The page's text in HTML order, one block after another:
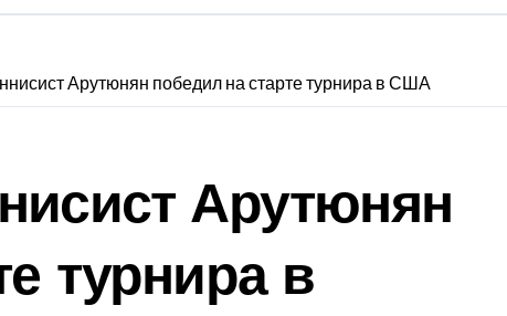
Арутюнян победил на старте турнира в США
Арутюнян
турнира в